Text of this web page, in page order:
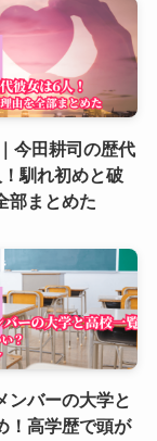
今田耕司の歴代
馴れ初めと破
部まとめた
ンバーの大学と
！高学歴で頭が